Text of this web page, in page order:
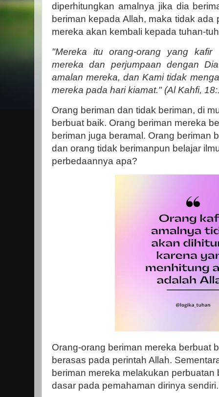
diperhitungkan amalnya jika dia
beriman kepada Allah, maka tidak ada
mereka akan kembali kepada tuhan-
"Mereka itu orang-orang yang kafir
mereka dan perjumpaan dengan
amalan mereka, dan Kami tidak
mereka pada hari kiamat." (Al Kahfi,
Orang beriman dan tidak beriman, di
berbuat baik. Orang beriman mereka
beriman juga beramal. Orang beriman
dan orang tidak berimanpun belajar
perbedaannya apa?
Orang-orang beriman mereka berbuat
berasas pada perintah Allah.
beriman mereka melakukan perbuatan
dasar pada pemahaman dirinya